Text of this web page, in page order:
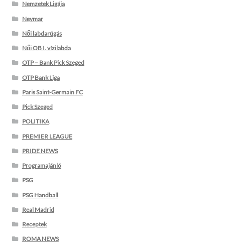
Nemzetek Ligája
Neymar
Női labdarúgás
Női OB I. vízilabda
OTP – Bank Pick Szeged
OTP Bank Liga
Paris Saint-Germain FC
Pick Szeged
POLITIKA
PREMIER LEAGUE
PRIDE NEWS
Programajánló
PSG
PSG Handball
Real Madrid
Receptek
ROMA NEWS